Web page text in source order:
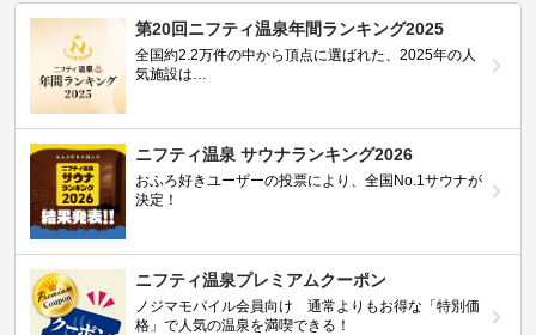
第20回ニフティ温泉年間ランキング2025
全国約2.2万件の中から頂点に選ばれた、2025年の人
気施設は…
ニフティ温泉 サウナランキング2026
おふろ好きユーザーの投票により、全国No.1サウナが
決定！
ニフティ温泉プレミアムクーポン
ノジマモバイル会員向け 通常よりもお得な「特別価
格」で人気の温泉を満喫できる！